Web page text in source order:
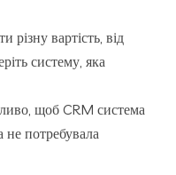
вартість, від
систему, яка
щоб CRM система
не потребувала